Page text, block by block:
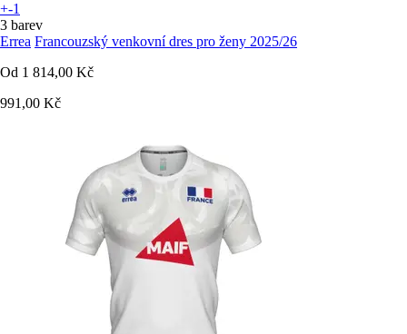
+-1
3 barev
Errea Francouzský venkovní dres pro ženy 2025/26
Od 1 814,00 Kč
991,00 Kč